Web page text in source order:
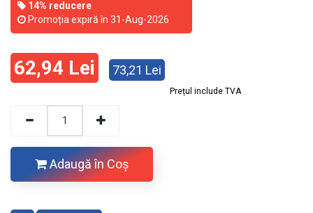
14% reducere
Promoția expiră în 31-Aug-2026
62,94 Lei 73,21 Lei
Prețul include TVA
Adaugă în Coş